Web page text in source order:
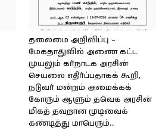
தலைமை அறிவிப்பு –
மேகதாதுவில் அணை கட்ட
முயலும் கர்நாடக அரசின்
செயலை எதிர்ப்பதாகக் கூறி,
நடுவர் மன்றம் அமைக்கக்
கோரும் ஆளும் தவெக அரசின்
மிகத் தவறான முடிவைக்
கண்டித்து மாபெரும்...